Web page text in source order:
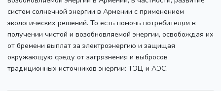
систем солнечной энергии в Армении с применением
экологических решений. То есть помочь потребителям в
получении чистой и возобновляемой энергии, освобождая их
от бремени выплат за электроэнергию и защищая
окружающую среду от загрязнения и выбросов
традиционных источников энергии: ТЭЦ и АЭС.